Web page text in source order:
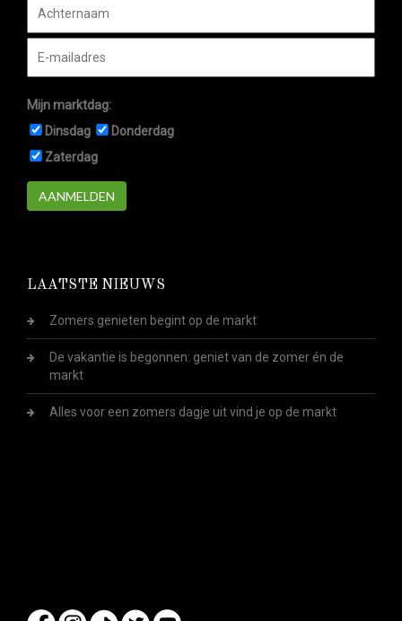
Mijn marktdag:
Dinsdag
Donderdag
Zaterdag
AANMELDEN
LAATSTE NIEUWS
Zomers genieten begint op de markt
De vakantie is begonnen: geniet van de zomer én de
markt
Alles voor een zomers dagje uit vind je op de markt